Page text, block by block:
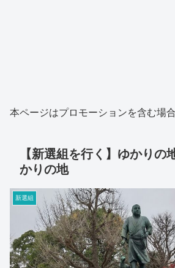
本ページはプロモーションを含む場
【新選組を行く】ゆかりの
かりの地
新選組